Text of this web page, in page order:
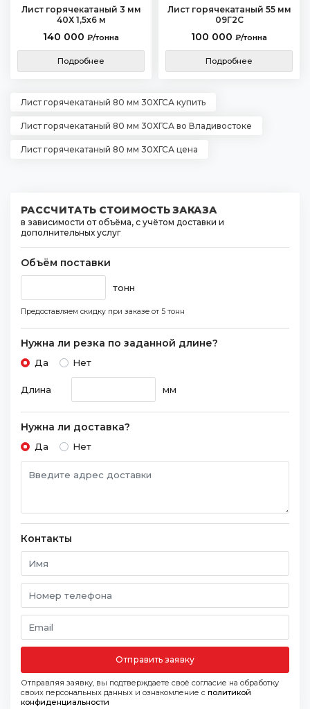
Лист горячекатаный 3 мм
40Х 1,5х6 м
140 000 ₽/тонна
Подробнее
Лист горячекатаный 55 мм
09Г2С
100 000 ₽/тонна
Подробнее
Лист горячекатаный 80 мм 30ХГСА купить
Лист горячекатаный 80 мм 30ХГСА во Владивостоке
Лист горячекатаный 80 мм 30ХГСА цена
РАССЧИТАТЬ СТОИМОСТЬ ЗАКАЗА
в зависимости от объёма, с учётом доставки и
дополнительных услуг
Объём поставки
тонн
Предоставляем скидку при заказе от 5 тонн
Нужна ли резка по заданной длине?
Да Нет
Длина мм
Нужна ли доставка?
Да Нет
Контакты
Отправить заявку
Отправляя заявку, вы подтверждаете своё согласие на обработку
своих персональных данных и ознакомление с политикой
конфиденциальности